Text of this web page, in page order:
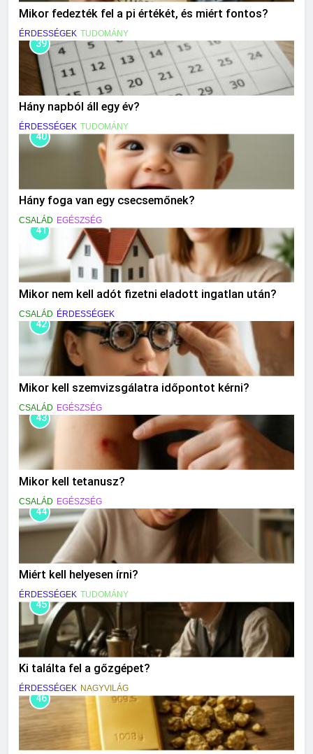
Mikor fedezték fel a pi értékét, és miért fontos?
ÉRDESSÉGEK TUDOMÁNY
39
Hány napból áll egy év?
ÉRDESSÉGEK TUDOMÁNY
40
Hány foga van egy csecsemőnek?
CSALÁD EGÉSZSÉG
41
Mikor nem kell adót fizetni eladott ingatlan után?
CSALÁD ÉRDESSÉGEK
42
Mikor kell szemvizsgálatra időpontot kérni?
CSALÁD EGÉSZSÉG
43
Mikor kell tetanusz?
CSALÁD EGÉSZSÉG
44
Miért kell helyesen írni?
ÉRDESSÉGEK TUDOMÁNY
45
Ki találta fel a gőzgépet?
ÉRDESSÉGEK NAGYVILÁG
46